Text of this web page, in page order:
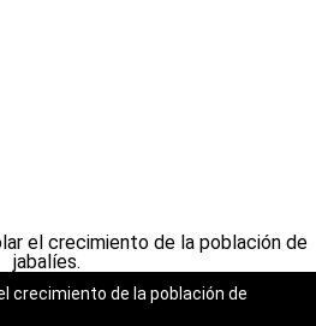
crecimiento de la población de